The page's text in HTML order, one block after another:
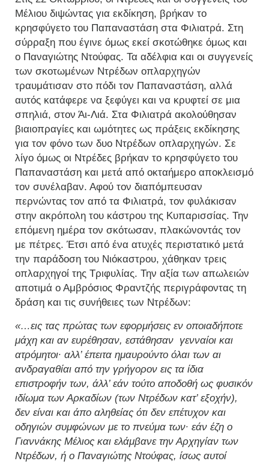
Μέλιου διψώντας για εκδίκηση, βρήκαν το
κρησφύγετο του Παπαναστάση στα Φιλιατρά. Στη
σύρραξη που έγινε όμως εκεί σκοτώθηκε όμως και
ο Παναγιώτης Ντούφας. Τα αδέλφια και οι συγγενείς
των σκοτωμένων Ντρέδων οπλαρχηγών
τραυμάτισαν στο πόδι τον Παπαναστάση, αλλά
αυτός κατάφερε να ξεφύγει και να κρυφτεί σε μια
σπηλιά, στον Άι-Λιά. Στα Φιλιατρά ακολούθησαν
βιαιοπραγίες και ωμότητες ως πράξεις εκδίκησης
για τον φόνο των δυο Ντρέδων οπλαρχηγών. Σε
λίγο όμως οι Ντρέδες βρήκαν το κρησφύγετο του
Παπαναστάση και μετά από οκταήμερο αποκλεισμό
τον συνέλαβαν. Αφού τον διαπόμπευσαν
περνώντας τον από τα Φιλιατρά, τον φυλάκισαν
στην ακρόπολη του κάστρου της Κυπαρισσίας. Την
επόμενη ημέρα τον σκότωσαν, πλακώνοντάς τον
με πέτρες. Έτσι από ένα ατυχές περιστατικό μετά
την παράδοση του Νιόκαστρου, χάθηκαν τρεις
οπλαρχηγοί της Τριφυλίας. Την αξία των απωλειών
αποτιμά ο Αμβρόσιος Φραντζής περιγράφοντας τη
δράση και τις συνήθειες των Ντρέδων:
«…εις τας πρώτας των εφορμήσεις εν οποιαδήποτε
μάχη και αν ευρέθησαν, εστάθησαν γενναίοι και
ατρόμητοι· αλλ’ έπειτα ημαυρούντο όλαι των αι
ανδραγαθίαι από την γρήγορον εις τα ίδια
επιστροφήν των, άλλ’ εάν τούτο αποδοθή ως φυσικόν
ιδίωμα των Αρκαδίων (των Ντρέδων κατ’ εξοχήν),
δεν είναι και άπο αληθείας ότι δεν επέτυχον και
οδηγιών συμφώνων με το πνεύμα των· εάν έζη ο
Γιαννάκης Μέλιος και ελάμβανε την Αρχηγίαν των
Ντρέδων, ή ο Παναγιώτης Ντούφας, ίσως αυτοί